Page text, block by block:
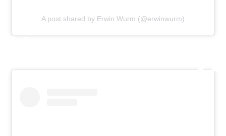
A post shared by Erwin Wurm (@erwinwurm)